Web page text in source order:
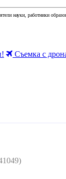
науки, работники
Съемка с